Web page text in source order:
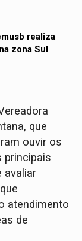
realiza
zona Sul
que
ouvir os
principais
avaliar
atendimento
de